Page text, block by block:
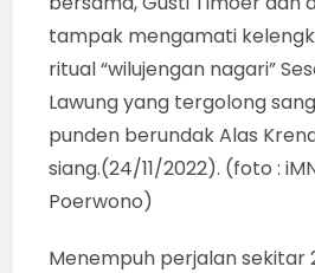
tampak mengamati
ritual “wilujengan nagari”
Lawung yang tergolong
punden berundak Alas
siang.(24/11/2022). (foto :
Poerwono)
Menempuh perjalan sekitar